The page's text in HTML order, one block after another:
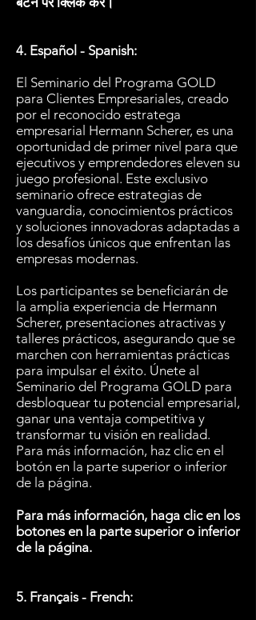
4. Español - Spanish:
El Seminario del Programa GOLD
para Clientes Empresariales, creado
por el reconocido estratega
empresarial Hermann Scherer, es una
oportunidad de primer nivel para que
ejecutivos y emprendedores eleven su
juego profesional. Este exclusivo
seminario ofrece estrategias de
vanguardia, conocimientos prácticos
y soluciones innovadoras adaptadas a
los desafíos únicos que enfrentan las
empresas modernas.
Los participantes se beneficiarán de
la amplia experiencia de Hermann
Scherer, presentaciones atractivas y
talleres prácticos, asegurando que se
marchen con herramientas prácticas
para impulsar el éxito. Únete al
Seminario del Programa GOLD para
desbloquear tu potencial empresarial,
ganar una ventaja competitiva y
transformar tu visión en realidad.
Para más información, haz clic en el
botón en la parte superior o inferior
de la página.
Para más información, haga clic en los
botones en la parte superior o inferior
de la página.
5. Français - French: